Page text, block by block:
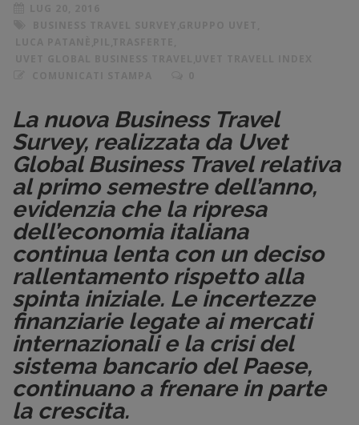
La nuova Business Travel
Survey, realizzata da Uvet
Global Business Travel relativa
al primo semestre dell’anno,
evidenzia che la ripresa
dell’economia italiana
continua lenta con un deciso
rallentamento rispetto alla
spinta iniziale. Le incertezze
finanziarie legate ai mercati
internazionali e la crisi del
sistema bancario del Paese,
continuano a frenare in parte
la crescita.